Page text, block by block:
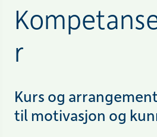
r
Kurs og
til motivasjon og